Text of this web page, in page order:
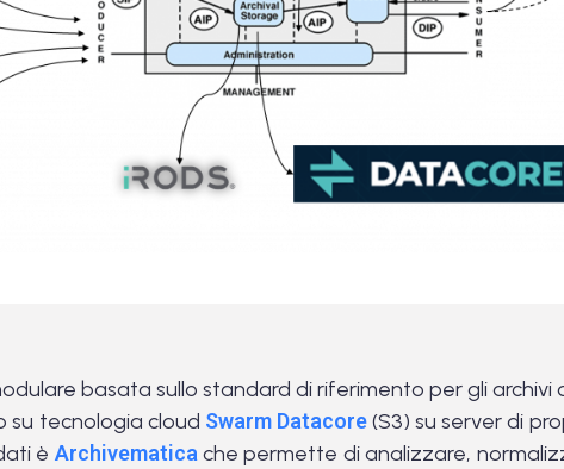
basata sullo standard di riferimento per gli archivi
su tecnologia cloud Swarm Datacore(S3) su server di
è Archivematicache permette di analizzare,